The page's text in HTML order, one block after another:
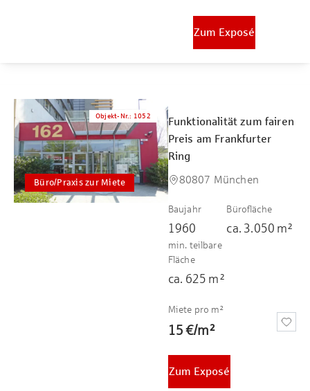
Zum Exposé
Büro/Praxis zur Miete
Objekt-Nr.: 1052
Funktionalität zum fairen
Preis am Frankfurter
Ring
80807 München
Baujahr
1960
Bürofläche
ca. 3.050 m²
min. teilbare
Fläche
ca. 625 m²
Miete pro m²
15 €/m²
Zum Exposé